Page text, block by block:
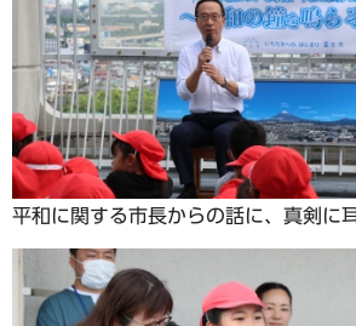
平和に関する市長からの話に、真剣に